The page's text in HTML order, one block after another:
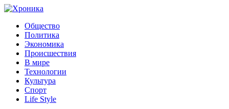
Общество
Политика
Экономика
Происшествия
В мире
Технологии
Культура
Спорт
Life Style